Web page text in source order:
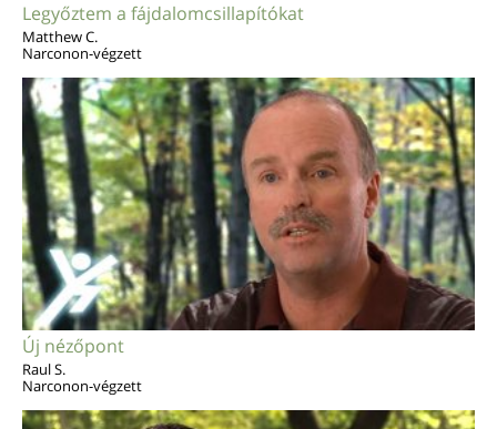
Legyőztem a fájdalomcsillapítókat
Matthew C.
Narconon-végzett
Új nézőpont
Raul S.
Narconon-végzett